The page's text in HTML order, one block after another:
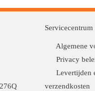
Servicecentrum
Algemene
Privacy
Levertijden
verzendkosten